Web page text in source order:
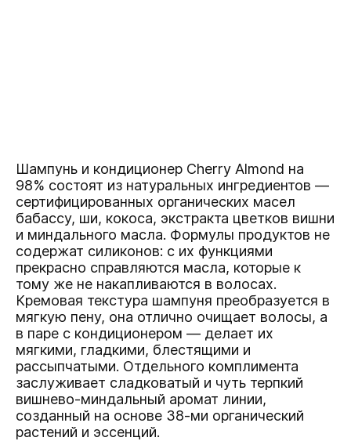
Шампунь и кондиционер Cherry Almond на
98% состоят из натуральных ингредиентов —
сертифицированных органических масел
бабассу, ши, кокоса, экстракта цветков вишни
и миндального масла. Формулы продуктов не
содержат силиконов: с их функциями
прекрасно справляются масла, которые к
тому же не накапливаются в волосах.
Кремовая текстура шампуня преобразуется в
мягкую пену, она отлично очищает волосы, а
в паре с кондиционером — делает их
мягкими, гладкими, блестящими и
рассыпчатыми. Отдельного комплимента
заслуживает сладковатый и чуть терпкий
вишнево-миндальный аромат линии,
созданный на основе 38-ми органический
растений и эссенций.